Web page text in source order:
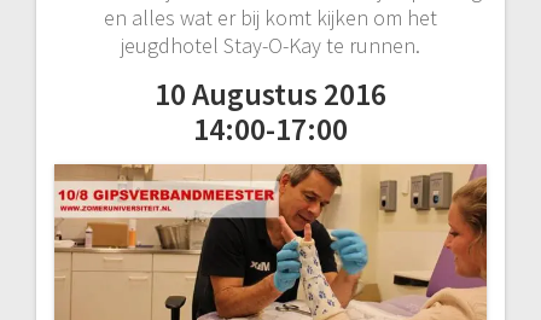
en alles wat er bij komt kijken om het
jeugdhotel Stay-O-Kay te runnen.
10 Augustus 2016
14:00-17:00